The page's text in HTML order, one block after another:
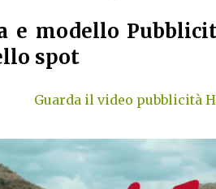
e modello
spot
Guarda il video pubblicità